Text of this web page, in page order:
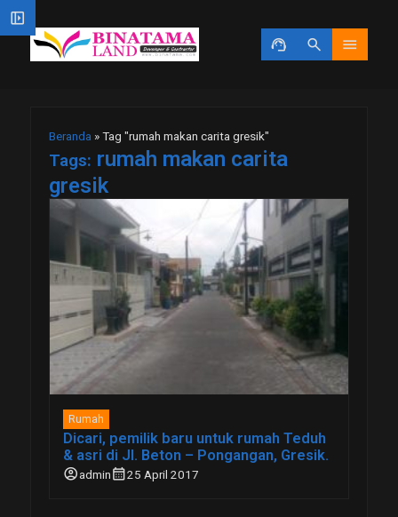
support_agent search menu
Beranda »Tag "rumah makan carita gresik"
Tags: rumah makan carita
gresik
Rumah
Dicari, pemilik baru untuk rumah Teduh
& asri di Jl. Beton – Pongangan, Gresik.
account_circleadmincalendar_month25 April 2017
left_panel_open